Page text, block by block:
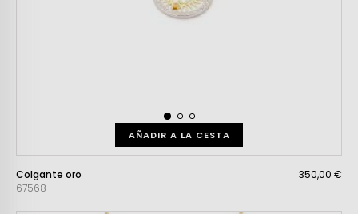
AÑADIR A LA CESTA
Colgante oro
67568
350,00 €